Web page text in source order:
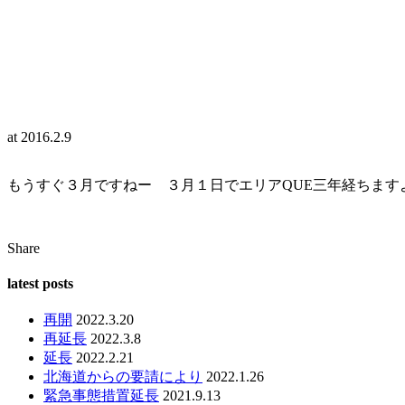
at 2016.2.9
もうすぐ３月ですねー ３月１日でエリアQUE三年経ちます
Share
latest posts
再開 2022.3.20
再延長 2022.3.8
延長 2022.2.21
北海道からの要請により 2022.1.26
緊急事態措置延長 2021.9.13